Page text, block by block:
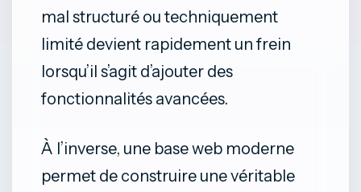
mal structuré ou techniquement
limité devient rapidement un frein
lorsqu’il s’agit d’ajouter des
fonctionnalités avancées.
À l’inverse, une base web moderne
permet de construire une véritable